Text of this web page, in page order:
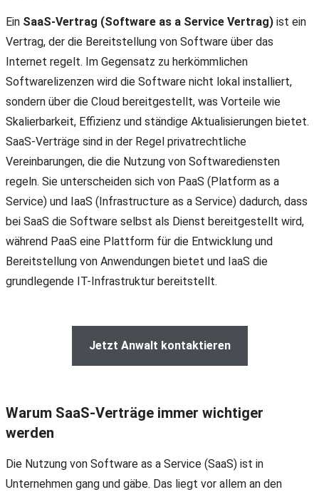
Ein SaaS-Vertrag (Software as a Service Vertrag) ist ein
Vertrag, der die Bereitstellung von Software über das
Internet regelt. Im Gegensatz zu herkömmlichen
Softwarelizenzen wird die Software nicht lokal installiert,
sondern über die Cloud bereitgestellt, was Vorteile wie
Skalierbarkeit, Effizienz und ständige Aktualisierungen bietet.
SaaS-Verträge sind in der Regel privatrechtliche
Vereinbarungen, die die Nutzung von Softwarediensten
regeln. Sie unterscheiden sich von PaaS (Platform as a
Service) und IaaS (Infrastructure as a Service) dadurch, dass
bei SaaS die Software selbst als Dienst bereitgestellt wird,
während PaaS eine Plattform für die Entwicklung und
Bereitstellung von Anwendungen bietet und IaaS die
grundlegende IT-Infrastruktur bereitstellt.
Jetzt Anwalt kontaktieren
Warum SaaS-Verträge immer wichtiger
werden
Die Nutzung von Software as a Service (SaaS) ist in
Unternehmen gang und gäbe. Das liegt vor allem an den